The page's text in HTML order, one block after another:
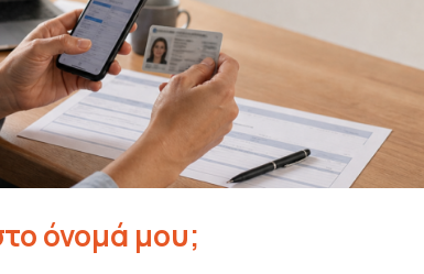
όνομά μου;